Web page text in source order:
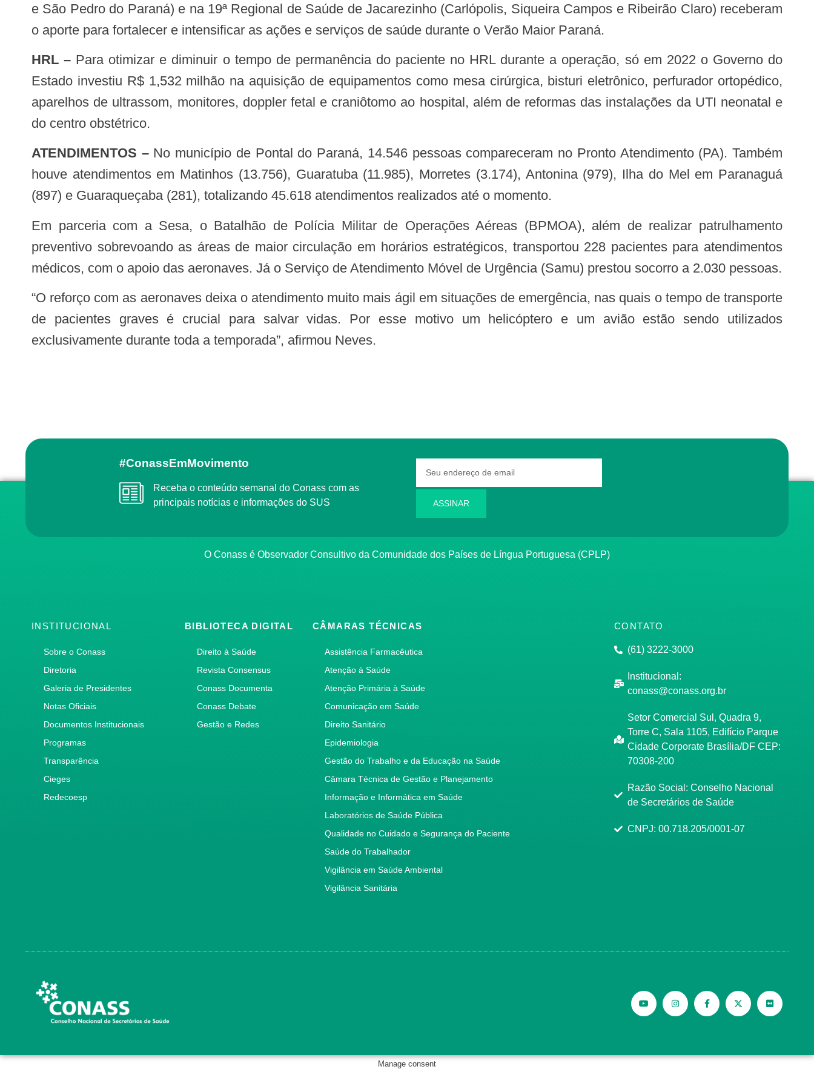
e São Pedro do Paraná) e na 19ª Regional de Saúde de Jacarezinho (Carlópolis, Siqueira Campos e Ribeirão Claro) receberam
o aporte para fortalecer e intensificar as ações e serviços de saúde durante o Verão Maior Paraná.
HRL – Para otimizar e diminuir o tempo de permanência do paciente no HRL durante a operação, só em 2022 o Governo do
Estado investiu R$ 1,532 milhão na aquisição de equipamentos como mesa cirúrgica, bisturi eletrônico, perfurador ortopédico,
aparelhos de ultrassom, monitores, doppler fetal e craniôtomo ao hospital, além de reformas das instalações da UTI neonatal e
do centro obstétrico.
ATENDIMENTOS – No município de Pontal do Paraná, 14.546 pessoas compareceram no Pronto Atendimento (PA). Também
houve atendimentos em Matinhos (13.756), Guaratuba (11.985), Morretes (3.174), Antonina (979), Ilha do Mel em Paranaguá
(897) e Guaraqueçaba (281), totalizando 45.618 atendimentos realizados até o momento.
Em parceria com a Sesa, o Batalhão de Polícia Militar de Operações Aéreas (BPMOA), além de realizar patrulhamento
preventivo sobrevoando as áreas de maior circulação em horários estratégicos, transportou 228 pacientes para atendimentos
médicos, com o apoio das aeronaves. Já o Serviço de Atendimento Móvel de Urgência (Samu) prestou socorro a 2.030 pessoas.
“O reforço com as aeronaves deixa o atendimento muito mais ágil em situações de emergência, nas quais o tempo de transporte
de pacientes graves é crucial para salvar vidas. Por esse motivo um helicóptero e um avião estão sendo utilizados
exclusivamente durante toda a temporada”, afirmou Neves.
#ConassEmMovimento
Receba o conteúdo semanal do Conass com as
principais notícias e informações do SUS
ASSINAR
O Conass é Observador Consultivo da Comunidade dos Países de Língua Portuguesa (CPLP)
INSTITUCIONAL
Sobre o Conass
Diretoria
Galeria de Presidentes
Notas Oficiais
Documentos Institucionais
Programas
Transparência
Cieges
Redecoesp
BIBLIOTECA DIGITAL
Direito à Saúde
Revista Consensus
Conass Documenta
Conass Debate
Gestão e Redes
CÂMARAS TÉCNICAS
Assistência Farmacêutica
Atenção à Saúde
Atenção Primária à Saúde
Comunicação em Saúde
Direito Sanitário
Epidemiologia
Gestão do Trabalho e da Educação na Saúde
Câmara Técnica de Gestão e Planejamento
Informação e Informática em Saúde
Laboratórios de Saúde Pública
Qualidade no Cuidado e Segurança do Paciente
Saúde do Trabalhador
Vigilância em Saúde Ambiental
Vigilância Sanitária
CONTATO
(61) 3222-3000
Institucional:
conass@conass.org.br
Setor Comercial Sul, Quadra 9,
Torre C, Sala 1105, Edifício Parque
Cidade Corporate Brasília/DF CEP:
70308-200
Razão Social: Conselho Nacional
de Secretários de Saúde
CNPJ: 00.718.205/0001-07
Manage consent